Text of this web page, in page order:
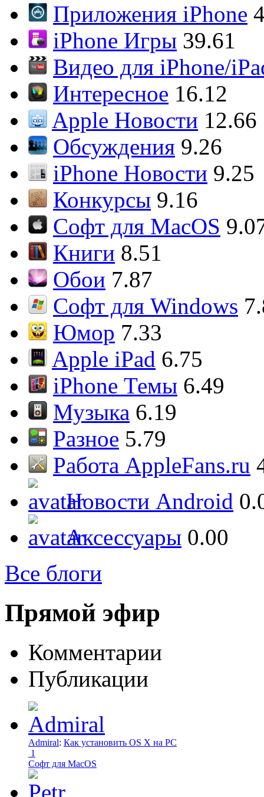
Приложения iPhone
iPhone Игры 39.61
Видео для iPhone/
Интересное 16.12
Apple Новости 12.66
Обсуждения 9.26
iPhone Новости 9.25
Конкурсы 9.16
Софт для MacOS
Книги 8.51
Обои 7.87
Софт для Windows
Юмор 7.33
Apple iPad 6.75
iPhone Темы 6.49
Музыка 6.19
Разное 5.79
Работа AppleFans.ru
Новости Android
Аксессуары 0.00
Все блоги
Прямой эфир
Комментарии
Публикации
Admiral: Как установить OS X на PC
1
Софт для MacOS